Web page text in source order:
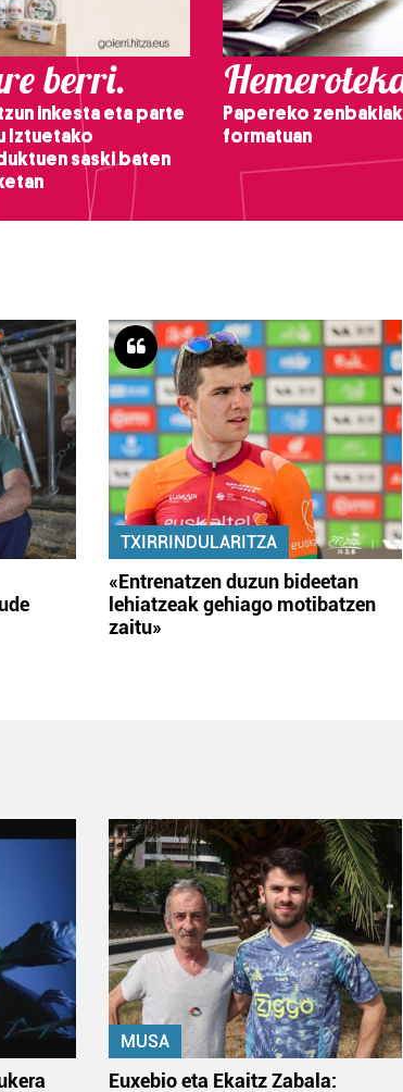
berri.
inkesta eta parte
Iztuetako
saski baten
Papereko zenbakiak
formatuan
TXIRRINDULARITZA
«Entrenatzen duzun bideetan
lehiatzeak gehiago motibatzen
zaitu»
MUSA
Euxebio eta Ekaitz Zabala: